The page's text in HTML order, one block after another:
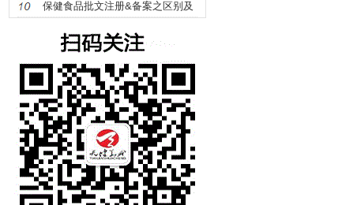
值是什么意思及如何计算？
保健食品批文注册&备案之区别及